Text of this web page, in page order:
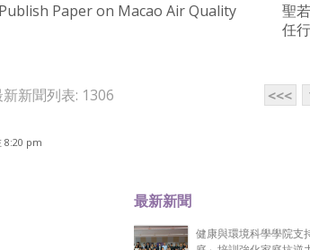
Paper on Macao Air Quality
聖
任
新聞列表: 1306 <<<
8:20 pm
最新新聞
健康與環境科學學院支